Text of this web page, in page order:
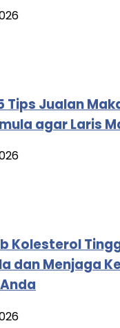
Tips Jualan
agar Laris
Kolesterol
dan Menjaga